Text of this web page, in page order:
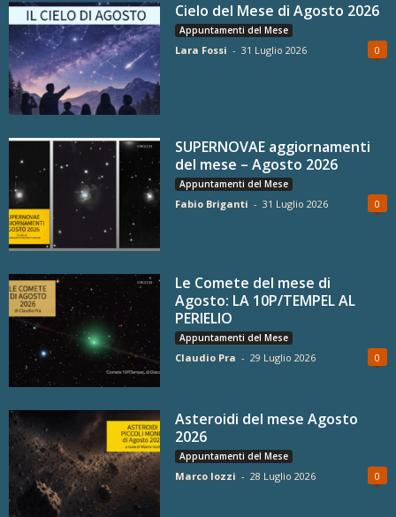
Cielo del Mese di Agosto 2026
Appuntamenti del Mese
Lara Fossi - 31 Luglio 2026 0
SUPERNOVAE aggiornamenti
del mese – Agosto 2026
Appuntamenti del Mese
Fabio Briganti - 31 Luglio 2026 0
Le Comete del mese di
Agosto: LA 10P/TEMPEL AL
PERIELIO
Appuntamenti del Mese
Claudio Pra - 29 Luglio 2026 0
Asteroidi del mese Agosto
2026
Appuntamenti del Mese
Marco Iozzi - 28 Luglio 2026 0